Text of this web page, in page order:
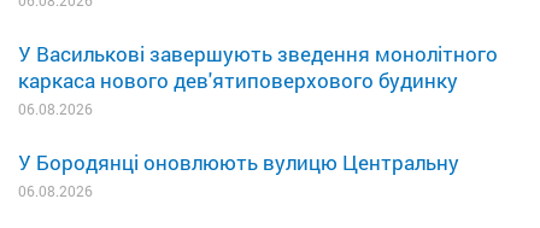
У Василькові завершують зведення монолітного
каркаса нового дев'ятиповерхового будинку
06.08.2026
У Бородянці оновлюють вулицю Центральну
06.08.2026